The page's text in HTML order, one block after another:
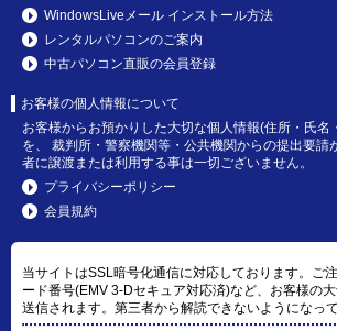
WindowsLiveメール インストール方法
レンタルパソコンのご案内
中古パソコン直販の会員登録
お客様の個人情報について
お客様からお預かりした大切な個人情報(住所・氏名
を、 裁判所・警察機関等・公共機関からの提出要請
者に譲渡または利用する事は一切ございません。
プライバシーポリシー
会員規約
当サイトはSSL暗号化通信に対応しております。ご
ード番号(EMV 3-Dセキュア対応済)など、お客様の
送信されます。第三者から解読できないようになって